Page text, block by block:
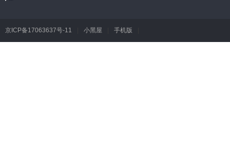
京ICP备17063637号-11 小黑屋 手机版